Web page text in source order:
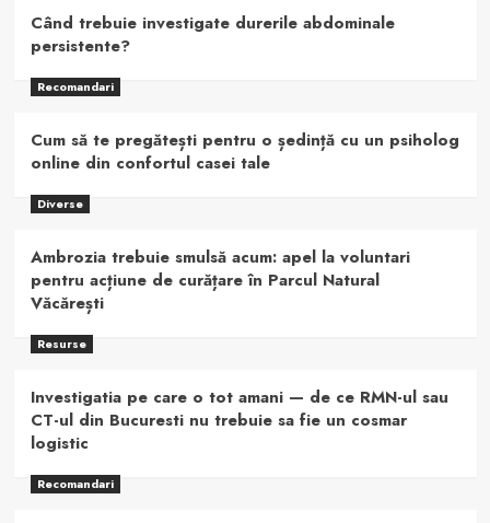
Când trebuie investigate durerile abdominale
persistente?
Recomandari
Cum să te pregătești pentru o ședință cu un psiholog
online din confortul casei tale
Diverse
Ambrozia trebuie smulsă acum: apel la voluntari
pentru acțiune de curățare în Parcul Natural
Văcărești
Resurse
Investigatia pe care o tot amani — de ce RMN-ul sau
CT-ul din Bucuresti nu trebuie sa fie un cosmar
logistic
Recomandari